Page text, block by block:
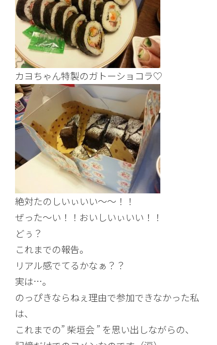
カヨちゃん特製のガトーショコラ♡
絶対たのしいぃいい～～！！
ぜった～い！！おいしいぃいい！！
どぅ？
これまでの報告。
リアル感でてるかなぁ？？
実は…。
のっぴきならねぇ理由で参加できなかった私
は、
これまでの” 柴垣会 ” を思い出しながらの、